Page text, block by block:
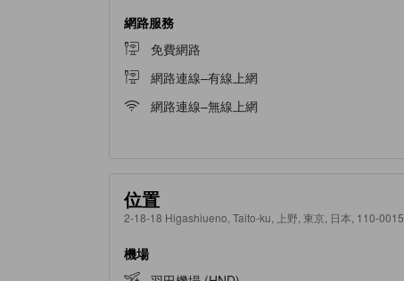
網路服務
免費網路
網路連線–有線上網
網路連線–無線上網
位置
2-18-18 Higashiueno, Taito-ku, 上野, 東京, 日本, 110-0015
機場